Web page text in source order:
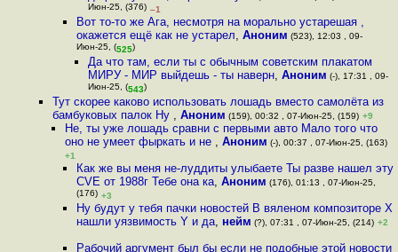
Июн-25, (376) –1
Вот то-то же Ага, несмотря на морально устарешая ,
окажется ещё как не устарел, Аноним (523), 12:03 , 09-
Июн-25, (525)
Да что там, если ты с обычным советским плакатом
МИРУ - МИР выйдешь - ты наверн,Аноним (-), 17:31 , 09-
Июн-25, (543)
Тут скорее каково использовать лошадь вместо самолёта из
бамбуковых палок Ну ,Аноним (159), 00:32 , 07-Июн-25, (159) +9
Не, ты уже лошадь сравни с первыми авто Мало того что
оно не умеет фыркать и не , Аноним (-), 00:37 , 07-Июн-25, (163)
+1
Как же вы меня не-луддиты улыбаете Ты разве нашел эту
CVE от 1988г Тебе она ка, Аноним (176), 01:13 , 07-Июн-25,
(176) +3
Ну будут у тебя пачки новостей В вяленом композиторе X
нашли уязвимость Y и да, нейм (?), 07:31 , 07-Июн-25, (214) +2
Рабочий аргумент был бы если не подобные этой новости